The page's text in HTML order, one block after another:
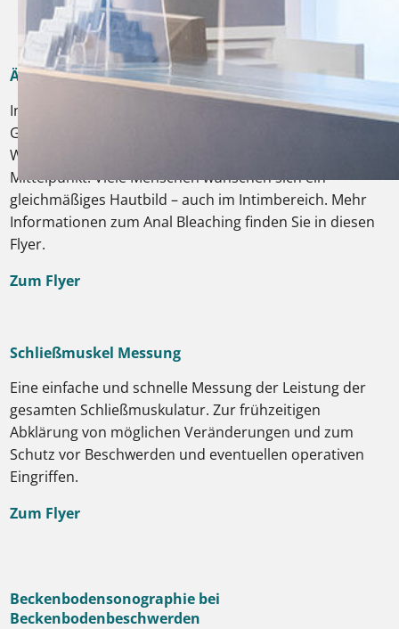
Ästhetische Pigmentbehandlung im Intimbereich
In unserer proktologischen Praxis steht nicht nur die
Gesundheit, sondern auch das persönliche
Wohlbefinden unserer Patientinnen und Patienten im
Mittelpunkt. Viele Menschen wünschen sich ein
gleichmäßiges Hautbild – auch im Intimbereich. Mehr
Informationen zum Anal Bleaching finden Sie in diesen
Flyer.
Zum Flyer
Schließmuskel Messung
Eine einfache und schnelle Messung der Leistung der
gesamten Schließmuskulatur. Zur frühzeitigen
Abklärung von möglichen Veränderungen und zum
Schutz vor Beschwerden und eventuellen operativen
Eingriffen.
Zum Flyer
Beckenbodensonographie bei
Beckenbodenbeschwerden